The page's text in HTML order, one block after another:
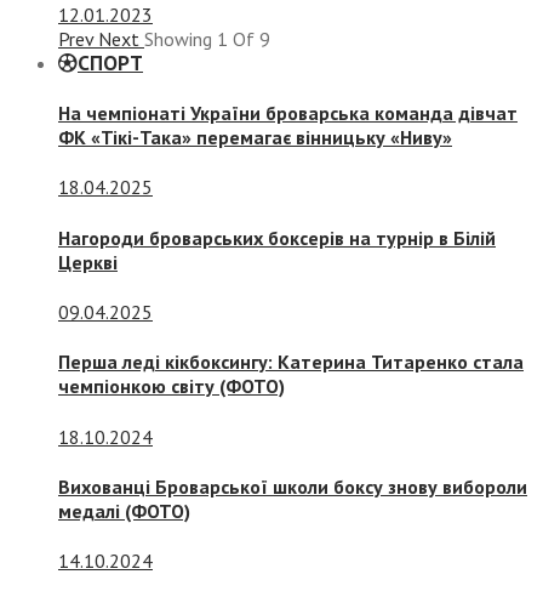
12.01.2023
Prev Next Showing 1 Of 9
СПОРТ
На чемпіонаті України броварська команда дівчат
ФК «Тікі-Така» перемагає вінницьку «Ниву»
18.04.2025
Нагороди броварських боксерів на турнір в Білій
Церкві
09.04.2025
Перша леді кікбоксингу: Катерина Титаренко стала
чемпіонкою світу (ФОТО)
18.10.2024
Вихованці Броварської школи боксу знову вибороли
медалі (ФОТО)
14.10.2024